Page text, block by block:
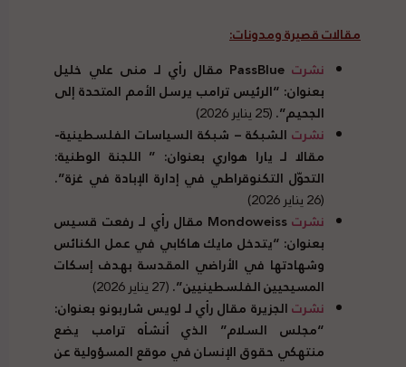
مقالات قصيرة ومدونات:
نشرت PassBlue مقال رأي لـ منى علي خليل
بعنوان: “الرئيس ترامب يرسل الأمم المتحدة إلى
الجحيم”.(25 يناير 2026)
نشرت الشبكة – شبكة السياسات الفلسطينية-
مقالا لـ يارا هواري بعنوان: ” اللجنة الوطنية:
التحوّل التكنوقراطي في إدارة الإبادة في غزة”.
(26 يناير 2026)
نشرتMondoweiss مقال رأي لـ رفعت قسيس
بعنوان: “يتدخل مايك هاكابي في عمل الكنائس
وشهادتها في الأراضي المقدسة بهدف إسكات
المسيحيين الفلسطينيين”.(27 يناير 2026)
نشرتالجزيرة مقال رأي لـ لويس شاربونو بعنوان:
“مجلس السلام” الذي أنشأه ترامب يضع
منتهكي حقوق الإنسان في موقع المسؤولية عن